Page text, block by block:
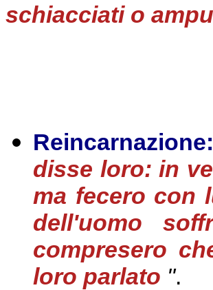
schiacciati o
Reincarnazione:
disse loro: in
ma fecero con
dell'uomo
compresero
loro parlato ".